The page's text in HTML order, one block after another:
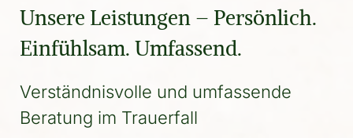
Unsere Leistungen – Persönlich.
Einfühlsam. Umfassend.
Verständnisvolle und umfassende
Beratung im Trauerfall